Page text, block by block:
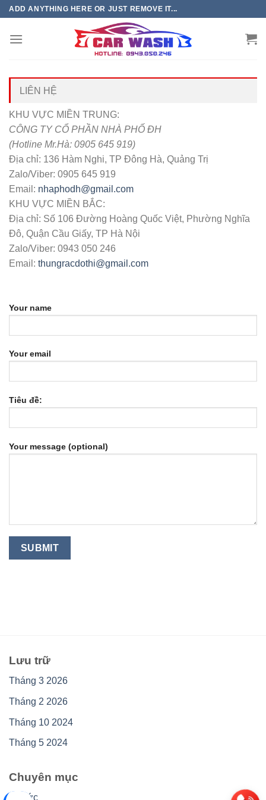
Chuyển
phần
ADD ANYTHING HERE OR JUST REMOVE IT...
LIÊN HỆ
KHU VỰC MIỀN TRUNG:
CÔNG TY CỔ PHẦN NHÀ PHỐ ĐH
(Hotline Mr.Hà: 0905 645 919)
Địa chỉ: 136 Hàm Nghi, TP Đông Hà, Quảng Trị
Zalo/Viber: 0905 645 919
Email: nhaphodh@gmail.com
KHU VỰC MIỀN BẮC:
Địa chỉ: Số 106 Đường Hoàng Quốc Việt, Phường Nghĩa
Đô, Quận Cầu Giấy, TP Hà Nội
Zalo/Viber: 0943 050 246
Email: thungracdothi@gmail.com
Your name
Your email
Tiêu đề:
Your message (optional)
Lưu trữ
Tháng 3 2026
Tháng 2 2026
Tháng 10 2024
Tháng 5 2024
Chuyên mục
Tin tức